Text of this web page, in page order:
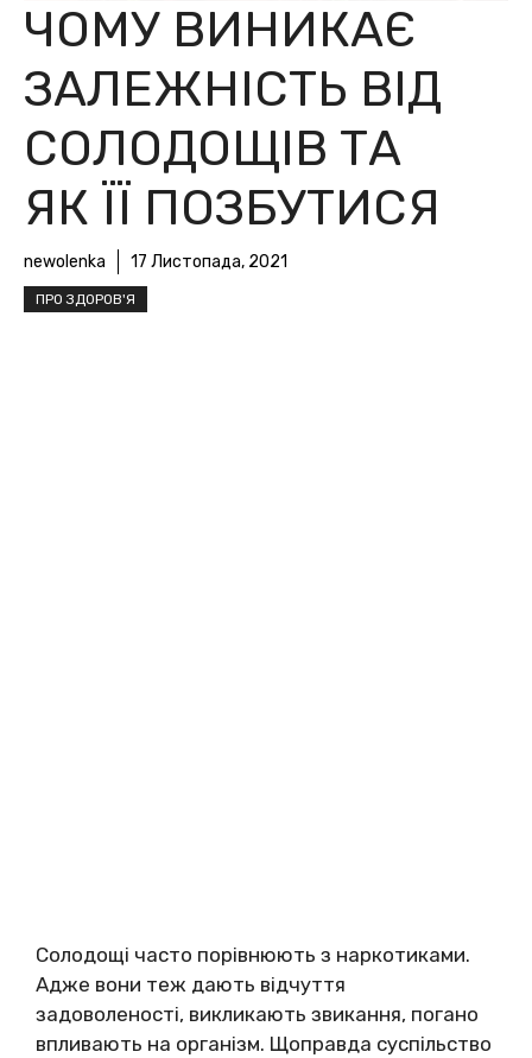
ЧОМУ ВИНИКАЄ
ЗАЛЕЖНІСТЬ ВІД
СОЛОДОЩІВ ТА
ЯК ЇЇ ПОЗБУТИСЯ
newolenka 17 Листопада, 2021
ПРО ЗДОРОВ'Я
Солодощі часто порівнюють з наркотиками.
Адже вони теж дають відчуття
задоволеності, викликають звикання, погано
впливають на організм. Щоправда суспільство